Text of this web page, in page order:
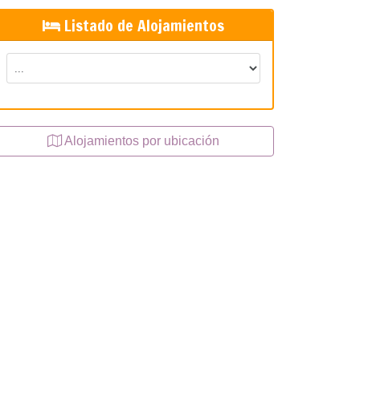
Listado de Alojamientos
Alojamientos por ubicación